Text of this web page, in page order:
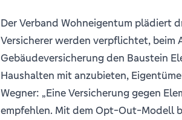
Der Verband Wohneigentum plädiert
Versicherer werden verpflichtet, beim
Gebäudeversicherung den Baustein
Haushalten mit anzubieten,
Wegner: „Eine Versicherung gegen
empfehlen. Mit dem Opt-Out-Modell